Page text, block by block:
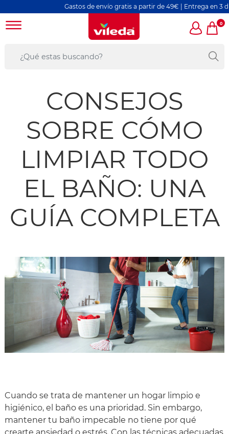
Gastos de envío gratis a partir de 49€ | Entrega en 3 días
0
CONSEJOS
SOBRE CÓMO
LIMPIAR TODO
EL BAÑO: UNA
GUÍA COMPLETA
Cuando se trata de mantener un hogar limpio e
higiénico, el baño es una prioridad. Sin embargo,
mantener tu baño impecable no tiene por qué